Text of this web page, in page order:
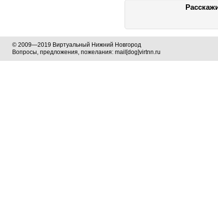
© 2009—2019 Виртуальный Нижний Новгород
Вопросы, предложения, пожелания: mail[dog]virtnn.ru